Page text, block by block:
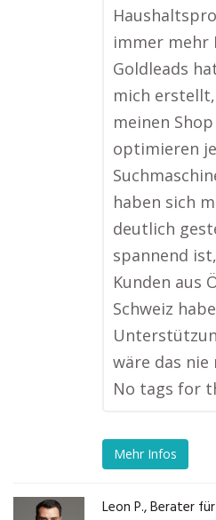
immer mehr
Goldleads
mich
meinen
optimieren
haben sich
deutlich
spannend
Kunden aus
Schweiz
wäre das nie
No tags for
Mehr Infos
Leon P., Berater